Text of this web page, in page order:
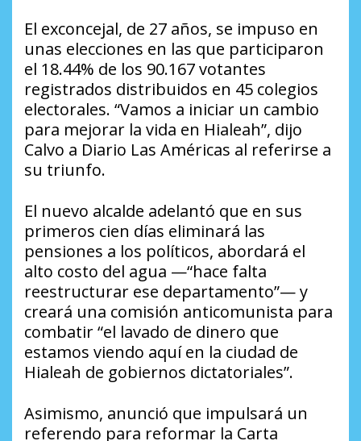
El exconcejal, de 27 años, se impuso en
unas elecciones en las que participaron
el 18.44% de los 90.167 votantes
registrados distribuidos en 45 colegios
electorales. “Vamos a iniciar un cambio
para mejorar la vida en Hialeah”, dijo
Calvo a Diario Las Américas al referirse a
su triunfo.
El nuevo alcalde adelantó que en sus
primeros cien días eliminará las
pensiones a los políticos, abordará el
alto costo del agua —“hace falta
reestructurar ese departamento”— y
creará una comisión anticomunista para
combatir “el lavado de dinero que
estamos viendo aquí en la ciudad de
Hialeah de gobiernos dictatoriales”.
Asimismo, anunció que impulsará un
referendo para reformar la Carta